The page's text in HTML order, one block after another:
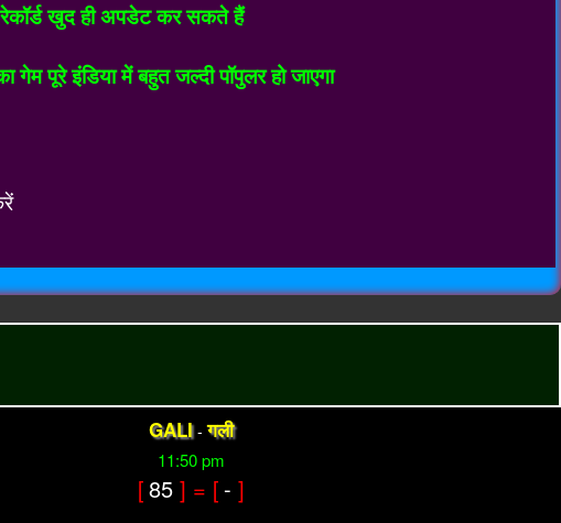
खुद ही अपडेट कर सकते हैं
इंडिया में बहुत जल्दी पॉपुलर हो जाएगा
GALI - गली
11:50 pm
[85 ] = [ - ]